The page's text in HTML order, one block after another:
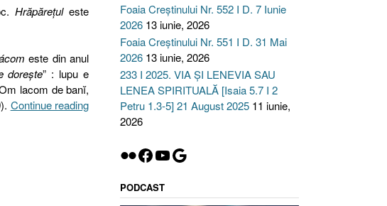
Hrăpăreţuleste
este din anul
dorește” : lupu e
lacom de banĭ,
Continue reading„Hrăpăreţii,
Corinteni
Foaia Creștinului Nr. 552 I D. 7 Iunie
2026 13 iunie, 2026
Foaia Creștinului Nr. 551 I D. 31 Mai
2026 13 iunie, 2026
233 I 2025. VIA ȘI LENEVIA SAU
LENEA SPIRITUALĂ [Isaia 5.7 I 2
Petru 1.3-5] 21 August 2025 11 iunie,
2026
Flickr
Facebook
YouTube
Google
PODCAST